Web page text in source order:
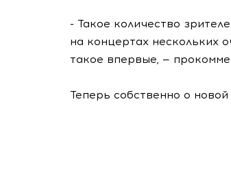
- Такое количество
на концертах нескольких
такое впервые, —
Теперь собственно о